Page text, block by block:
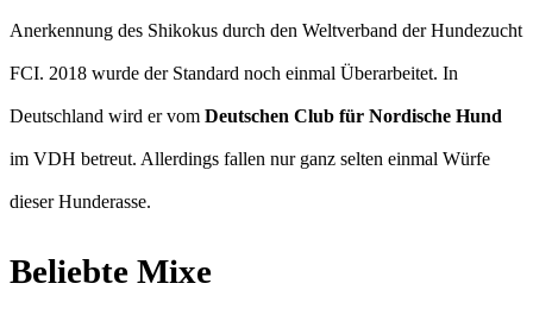
Anerkennung des Shikokus durch den Weltverband der Hundezucht
FCI. 2018 wurde der Standard noch einmal Überarbeitet. In
Deutschland wird er vom Deutschen Club für Nordische Hund
im VDH betreut. Allerdings fallen nur ganz selten einmal Würfe
dieser Hunderasse.
Beliebte Mixe